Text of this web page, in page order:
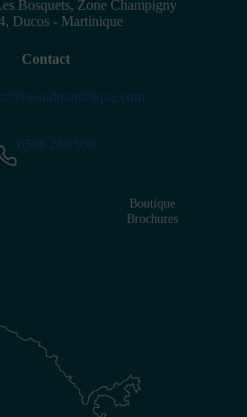
Bosquets, Zone Champigny
Ducos - Martinique
Contact
sudmartinique.com
0596 280 999
Boutique
Brochures